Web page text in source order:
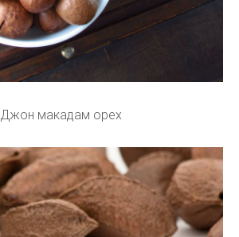
Джон макадам орех